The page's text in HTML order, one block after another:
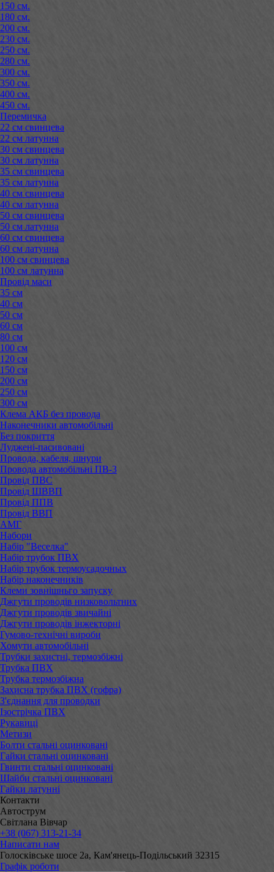
150 см.
180 см.
200 см.
230 см.
250 см.
280 см.
300 см.
350 см.
400 см.
450 см.
Перемичка
22 см свинцева
22 см латунна
30 см свинцева
30 см латунна
35 см свинцева
35 см латунна
40 см свинцева
40 см латунна
50 см свинцева
50 см латунна
60 см свинцева
60 см латунна
100 см свинцева
100 см латунна
Провід маси
35 см
40 см
50 см
60 см
80 см
100 см
120 см
150 см
200 см
250 см
300 см
Клема АКБ без провода
Наконечники автомобільні
Без покриття
Луджені-пасивовані
Провода, кабеля, шнури
Провода автомобільні ПВ-3
Провід ПВС
Провід ШВВП
Провід ППВ
Провід ВВП
АМГ
Набори
Набір "Веселка"
Набір трубок ПВХ
Набір трубок термоусадочных
Набір наконечників
Клеми зовнішньго запуску
Джгути проводів низковольтних
Джгути проводів звичайні
Джгути проводів інжекторні
Гумово-технічні вироби
Хомути автомобільні
Трубки захистні, термозбіжні
Трубка ПВХ
Трубка термозбіжна
Захисна трубка ПВХ (гофра)
З'єднання для проводки
Ізострічка ПВХ
Рукавиці
Метизи
Болти стальні оцинковані
Гайки стальні оцинковані
Гвинти стальні оцинковані
Шайби стальні оцинковані
Гайки латунні
Контакти
Автострум
Світлана Вівчар
+38 (067) 313-21-34
Написати нам
Голосківське шосе 2а, Кам'янець-Подільський 32315
Графік роботи